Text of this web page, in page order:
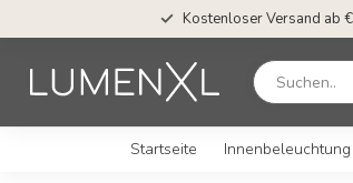
Kostenloser Versand ab
Startseite Innenbeleuchtung